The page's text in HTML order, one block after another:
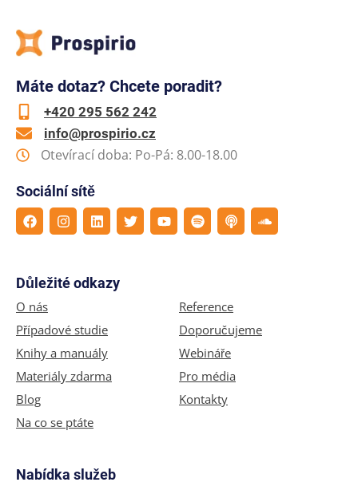
Máte dotaz? Chcete poradit?
+420 295 562 242
info@prospirio.cz
Otevírací doba: Po-Pá: 8.00-18.00
Sociální sítě
Důležité odkazy
O nás
Případové studie
Knihy a manuály
Materiály zdarma
Blog
Na co se ptáte
Reference
Doporučujeme
Webináře
Pro média
Kontakty
Nabídka služeb